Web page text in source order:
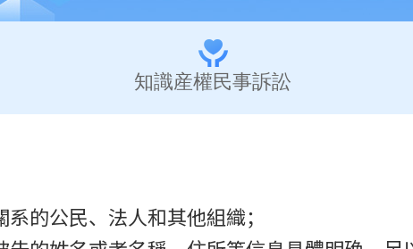
知識産權民事訴訟
的公民、法人和其他組織；